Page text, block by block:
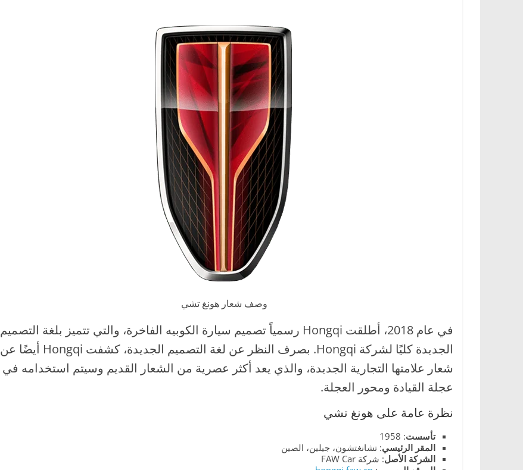
ت
،
و
ت
ق
ن
ي
ا
ت
ا
ل
س
ل
ج
د
وصف شعار هونغ تشي
في عام 2018، أطلقت Hongqi رسمياً تصميم سيارة الكوبيه الفاخرة، والتي تتميز بلغة التصميم
الجديدة كليًا لشركة Hongqi. بصرف النظر عن لغة التصميم الجديدة، كشفت Hongqi أيضًا عن
شعار علامتها التجارية الجديدة، والذي يعد أكثر عصرية من الشعار القديم وسيتم استخدامه في
عجلة القيادة ومحور العجلة.
نظرة عامة على هونغ تشي
تأسست: 1958
المقر الرئيسي: تشانغتشون، جيلين، الصين
الشركة الأصل: شركة FAW Car